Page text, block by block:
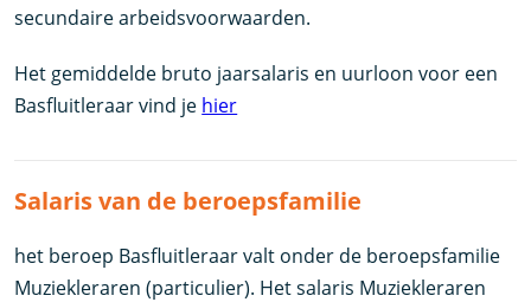
secundaire arbeidsvoorwaarden.
Het gemiddelde bruto jaarsalaris en uurloon voor een
Basfluitleraar vind je hier
Salaris van de beroepsfamilie
het beroep Basfluitleraar valt onder de beroepsfamilie
Muziekleraren (particulier). Het salaris Muziekleraren